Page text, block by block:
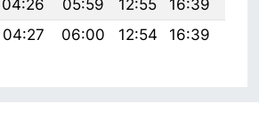
04:26 05:59 12:55 16:39
04:27 06:00 12:54 16:39